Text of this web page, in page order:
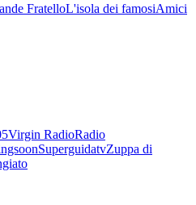
FratelloL'isola dei famosiAmici
Virgin RadioRadio
SuperguidatvZuppa di